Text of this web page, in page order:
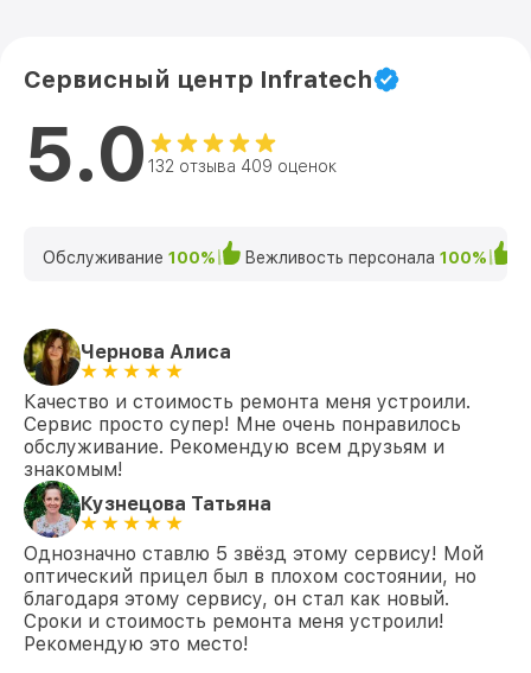
Сервисный центр Infratech
5.0 132 отзыва 409 оценок
Обслуживание 100% Вежливость персонала 100%
Чернова Алиса
Качество и стоимость ремонта меня устроили.
Сервис просто супер! Мне очень понравилось
обслуживание. Рекомендую всем друзьям и
знакомым!
Кузнецова Татьяна
Однозначно ставлю 5 звёзд этому сервису! Мой
оптический прицел был в плохом состоянии, но
благодаря этому сервису, он стал как новый.
Сроки и стоимость ремонта меня устроили!
Рекомендую это место!